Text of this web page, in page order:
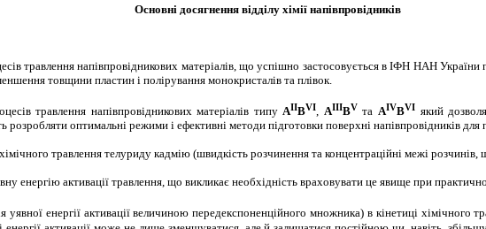
Основні досягнення відділу хімії напівпровідників
травлення напівпровідникових матеріалів, що успішно застосовується в ІФН НАН
товщини пластин і полірування монокристалів та плівок.
травлення напівпровідникових матеріалів типуAIIBVI, AIIIBV та AIVBVIякий
розробляти оптимальні режими і ефективні методи підготовки поверхні напівпровідників
травлення телуриду кадмію (швидкість розчинення та концентраційні межі
енергію активації травлення, що викликає необхідність враховувати це явище при
енергії активації величиною передекспоненційного множника) в кінетиці хімічного